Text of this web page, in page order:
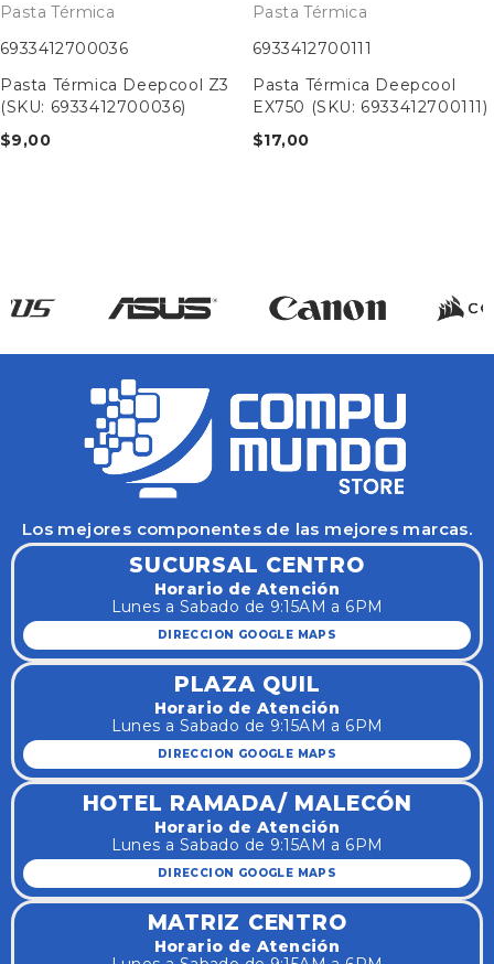
Pasta Térmica
6933412700036
Pasta Térmica Deepcool Z3
(SKU: 6933412700036)
$9,00
Pasta Térmica
6933412700111
Pasta Térmica Deepcool
EX750 (SKU: 6933412700111)
$17,00
Los mejores componentes de las mejores marcas.
SUCURSAL CENTRO
Horario de Atención
Lunes a Sabado de 9:15AM a 6PM
DIRECCION GOOGLE MAPS
PLAZA QUIL
Horario de Atención
Lunes a Sabado de 9:15AM a 6PM
DIRECCION GOOGLE MAPS
HOTEL RAMADA/ MALECÓN
Horario de Atención
Lunes a Sabado de 9:15AM a 6PM
DIRECCION GOOGLE MAPS
MATRIZ CENTRO
Horario de Atención